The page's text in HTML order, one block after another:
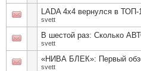
LADA 4х4 вернулся в ТОП-
svett
В шестой раз: Сколько
svett
«НИВА БЛЕК»: Первый
svett